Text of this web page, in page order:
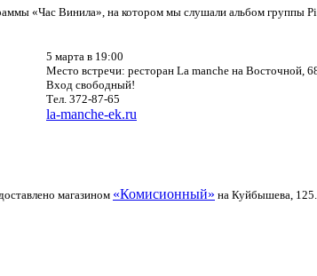
«Час Винила», на котором мы слушали альбом группы
5 марта в 19:00
Место встречи: ресторан La manche на Восточной,
Вход свободный!
Тел. 372-87-65
la-manche-ek.ru
магазином «Комисионный» на Куйбышева, 125.